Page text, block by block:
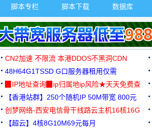
脚本专栏 脚本下载 数据库
CN2加速 不限流 本港DDOS不黑洞CDN
48H64G1TSSD G口服务器租用仅需
3000+可免费测试
▉IP地址查询▉ip归属地ip风险★天天免费查
【香港站群】250个随机IP 50M带宽 800元
创梦网络-西安电信骨干线路云主机16核16G
88元/月
【超云】4核8G10M69元每月